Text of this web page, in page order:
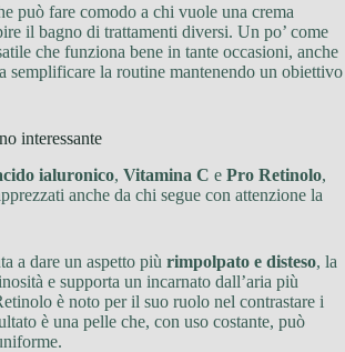
può fare comodo a chi vuole una crema
il bagno di trattamenti diversi. Un po’ come
che funziona bene in tante occasioni, anche
semplificare la routine mantenendo un obiettivo
interessante
ialuronico, Vitamina C e Pro Retinolo,
anche da chi segue con attenzione la
a dare un aspetto più rimpolpato e disteso, la
e supporta un incarnato dall’aria più
è noto per il suo ruolo nel contrastare i
è una pelle che, con uso costante, può